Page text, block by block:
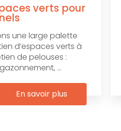
verts pour
une large palette
d’espaces verts à
de pelouses :
...
En savoir plus